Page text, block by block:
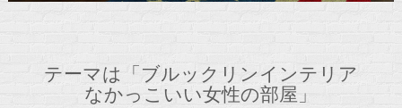
テーマは「ブルックリンインテリア
なかっこいい女性の部屋」